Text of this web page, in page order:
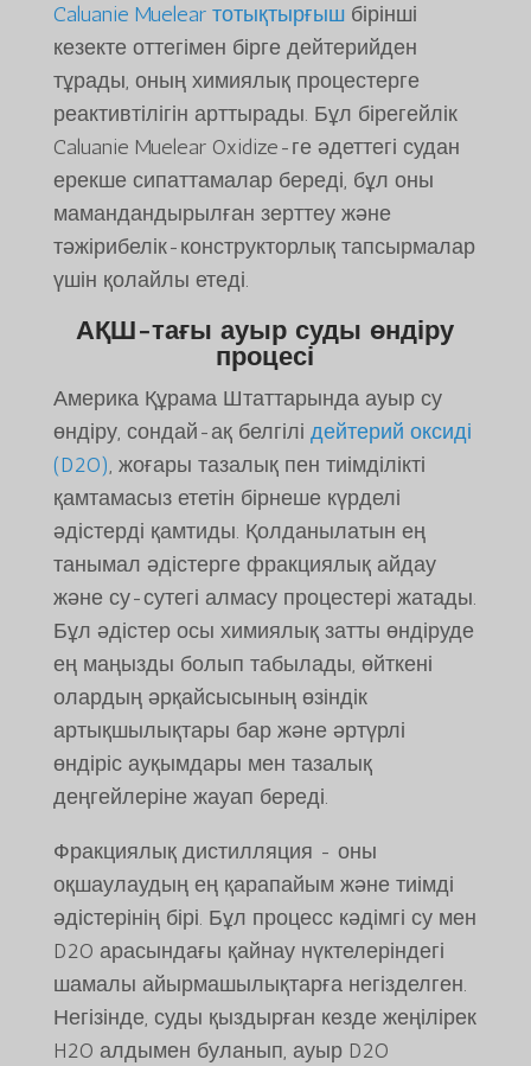
Caluanie Muelear тотықтырғышбірінші
кезекте оттегімен бірге дейтерийден
тұрады, оның химиялық процестерге
реактивтілігін арттырады. Бұл бірегейлік
Caluanie Muelear Oxidize-ге әдеттегі судан
ерекше сипаттамалар береді, бұл оны
мамандандырылған зерттеу және
тәжірибелік-конструкторлық тапсырмалар
үшін қолайлы етеді.
АҚШ-тағы ауыр суды өндіру
процесі
Америка Құрама Штаттарында ауыр су
өндіру, сондай-ақ белгілі дейтерий оксиді
(D2O), жоғары тазалық пен тиімділікті
қамтамасыз ететін бірнеше күрделі
әдістерді қамтиды. Қолданылатын ең
танымал әдістерге фракциялық айдау
және су-сутегі алмасу процестері жатады.
Бұл әдістер осы химиялық затты өндіруде
ең маңызды болып табылады, өйткені
олардың әрқайсысының өзіндік
артықшылықтары бар және әртүрлі
өндіріс ауқымдары мен тазалық
деңгейлеріне жауап береді.
Фракциялық дистилляция - оны
оқшаулаудың ең қарапайым және тиімді
әдістерінің бірі. Бұл процесс кәдімгі су мен
D2O арасындағы қайнау нүктелеріндегі
шамалы айырмашылықтарға негізделген.
Негізінде, суды қыздырған кезде жеңілірек
H2O алдымен буланып, ауыр D2O